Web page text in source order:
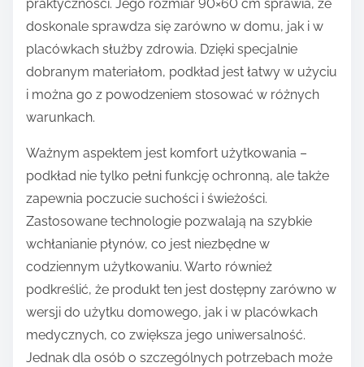
praktyczności. Jego rozmiar 90×60 cm sprawia, że
doskonale sprawdza się zarówno w domu, jak i w
placówkach służby zdrowia. Dzięki specjalnie
dobranym materiałom, podkład jest łatwy w użyciu
i można go z powodzeniem stosować w różnych
warunkach.
Ważnym aspektem jest komfort użytkowania –
podkład nie tylko pełni funkcję ochronną, ale także
zapewnia poczucie suchości i świeżości.
Zastosowane technologie pozwalają na szybkie
wchłanianie płynów, co jest niezbędne w
codziennym użytkowaniu. Warto również
podkreślić, że produkt ten jest dostępny zarówno w
wersji do użytku domowego, jak i w placówkach
medycznych, co zwiększa jego uniwersalność.
Jednak dla osób o szczególnych potrzebach może